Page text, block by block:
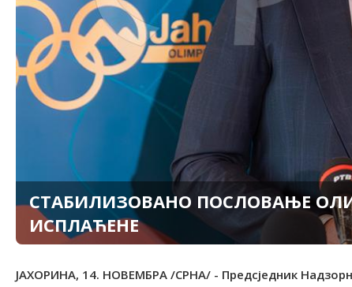
СТАБИЛИЗОВАНО ПОСЛОВАЊЕ
ИСПЛАЋЕНЕ
ЈАХОРИНА, 14. НОВЕМБРА /СРНА/ - Предсједник